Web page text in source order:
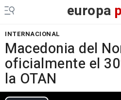
europa
INTERNACIONAL
Macedonia del
oficialmente el
la OTAN